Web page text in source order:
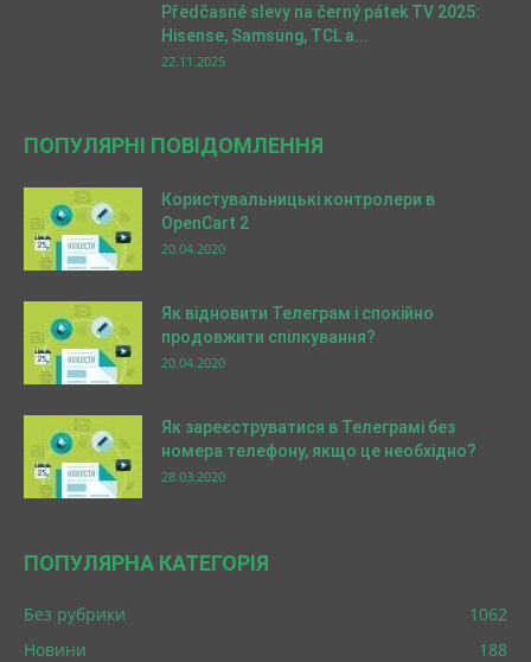
Předčasné slevy na černý pátek TV 2025:
Hisense, Samsung, TCL a...
22.11.2025
ПОПУЛЯРНІ ПОВІДОМЛЕННЯ
Користувальницькі контролери в
OpenCart 2
20.04.2020
Як відновити Телеграм і спокійно
продовжити спілкування?
20.04.2020
Як зареєструватися в Телеграмі без
номера телефону, якщо це необхідно?
28.03.2020
ПОПУЛЯРНА КАТЕГОРІЯ
Без рубрики
1062
Новини
188